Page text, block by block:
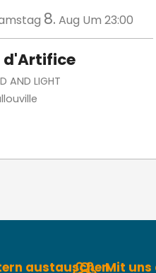
8. Aug Um 23:00
d'Artifice
AND LIGHT
austauschenMit uns